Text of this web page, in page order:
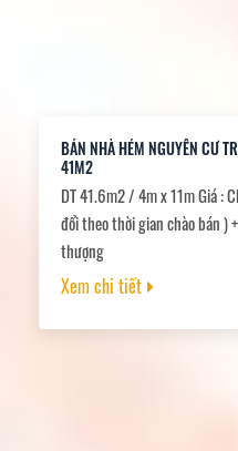
BÁN NHÀ HẺM NGUYỄN CƯ
41M2
DT 41.6m2 / 4m x 11m Giá :
đổi theo thời gian chào bán )
thượng
Xem chi tiết